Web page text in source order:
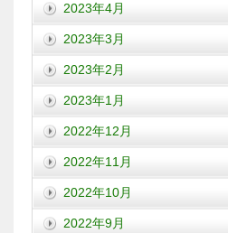
2023年4月
2023年3月
2023年2月
2023年1月
2022年12月
2022年11月
2022年10月
2022年9月